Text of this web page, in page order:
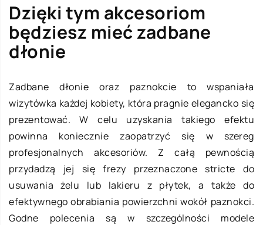
Dzięki tym akcesoriom
będziesz mieć zadbane
dłonie
Zadbane dłonie oraz paznokcie to wspaniała
wizytówka każdej kobiety, która pragnie elegancko się
prezentować. W celu uzyskania takiego efektu
powinna koniecznie zaopatrzyć się w szereg
profesjonalnych akcesoriów. Z całą pewnością
przydadzą jej się frezy przeznaczone stricte do
usuwania żelu lub lakieru z płytek, a także do
efektywnego obrabiania powierzchni wokół paznokci.
Godne polecenia są w szczególności modele